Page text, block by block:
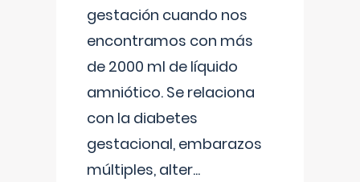
gestación cuando nos
encontramos con más
de 2000 ml de líquido
amniótico. Se relaciona
con la diabetes
gestacional, embarazos
múltiples, alter...